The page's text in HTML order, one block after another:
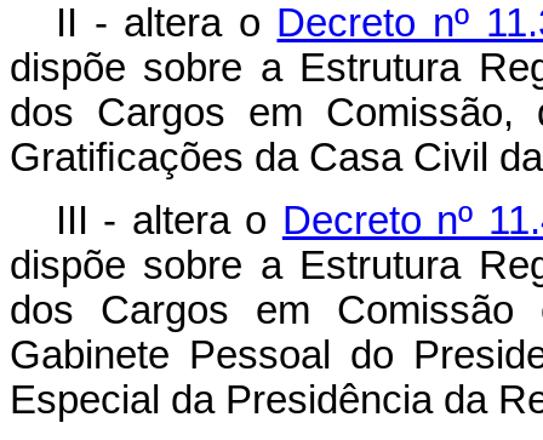
II - altera o Decreto nº
dispõe sobre a Estrutura
dos Cargos em
Gratiﬁcações da Casa Civil
III - altera o Decreto nº
dispõe sobre a Estrutura
dos Cargos em
Gabinete Pessoal do
Especial da Presidência da